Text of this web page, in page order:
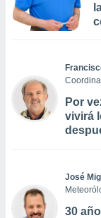
Por
vivirá
José
30